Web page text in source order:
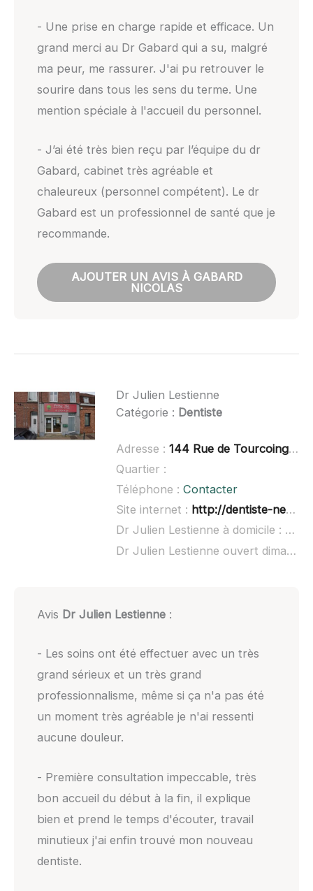
- Une prise en charge rapide et efficace. Un
grand merci au Dr Gabard qui a su, malgré
ma peur, me rassurer. J'ai pu retrouver le
sourire dans tous les sens du terme. Une
mention spéciale à l'accueil du personnel.
- J’ai été très bien reçu par l’équipe du dr
Gabard, cabinet très agréable et
chaleureux (personnel compétent). Le dr
Gabard est un professionnel de santé que je
recommande.
AJOUTER UN AVIS À GABARD
NICOLAS
Dr Julien Lestienne
Catégorie : Dentiste
Adresse : 144 Rue de Tourcoing, 59960 Neuville-en-Ferrain
Quartier :
Téléphone : Contacter
Site internet : http://dentiste-neuville.fr/
Dr Julien Lestienne à domicile :
non
Dr Julien Lestienne ouvert dimanche :
Avis Dr Julien Lestienne:
- Les soins ont été effectuer avec un très
grand sérieux et un très grand
professionnalisme, même si ça n'a pas été
un moment très agréable je n'ai ressenti
aucune douleur.
- Première consultation impeccable, très
bon accueil du début à la fin, il explique
bien et prend le temps d'écouter, travail
minutieux j'ai enfin trouvé mon nouveau
dentiste.